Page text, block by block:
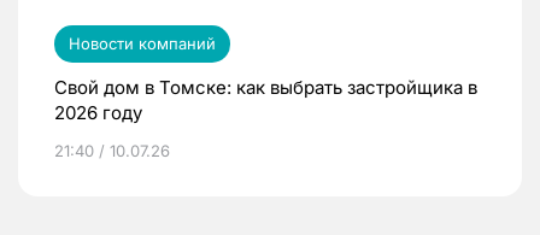
Новости компаний
Свой дом в Томске: как выбрать застройщика в
2026 году
21:40 / 10.07.26